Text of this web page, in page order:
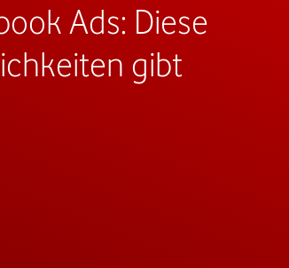
Ads: Diese
gibt